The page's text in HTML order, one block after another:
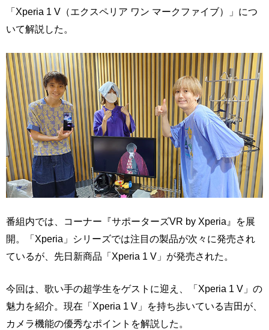
「Xperia 1 V（エクスペリア ワン マークファイブ）」につ
いて解説した。
番組内では、コーナー『サポーターズVR by Xperia』を展
開。「Xperia」シリーズでは注目の製品が次々に発売され
ているが、先日新商品「Xperia 1 V」が発売された。
今回は、歌い手の超学生をゲストに迎え、「Xperia 1 V」の
魅力を紹介。現在「Xperia 1 V」を持ち歩いている吉田が、
カメラ機能の優秀なポイントを解説した。